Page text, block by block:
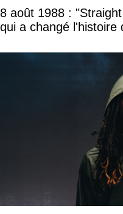
8 août 1988 :
qui a changé l'histoire